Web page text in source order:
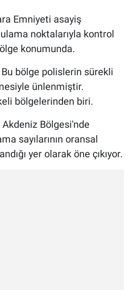
Emniyeti asayiş
noktalarıyla kontrol
konumunda.
Bu bölge polislerin sürekli
ünlenmiştir.
bölgelerinden biri.
Akdeniz Bölgesi'nde
sayılarının oransal
yer olarak öne çıkıyor.